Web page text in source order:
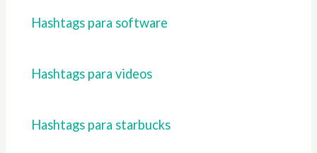
Hashtags para software
Hashtags para videos
Hashtags para starbucks